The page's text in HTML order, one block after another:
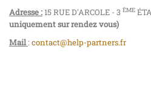
Adresse :15 RUE D'ARCOLE - 3 ÈME
uniquement sur rendez vous)
Mail: contact@help-partners.fr